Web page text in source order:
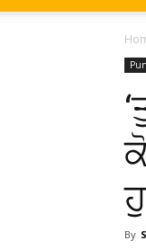
By